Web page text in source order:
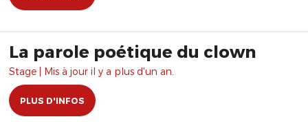
La parole poétique du clown
Stage | Mis à jour il y a plus d'un an.
PLUS D'INFOS